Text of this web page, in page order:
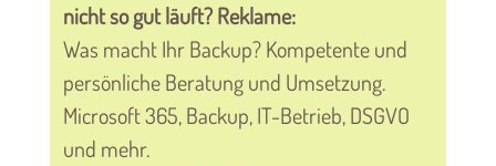
nicht so gut läuft? Reklame:
Was macht Ihr Backup? Kompetente und
persönliche Beratung und Umsetzung.
Microsoft 365, Backup, IT-Betrieb, DSGVO
und mehr.